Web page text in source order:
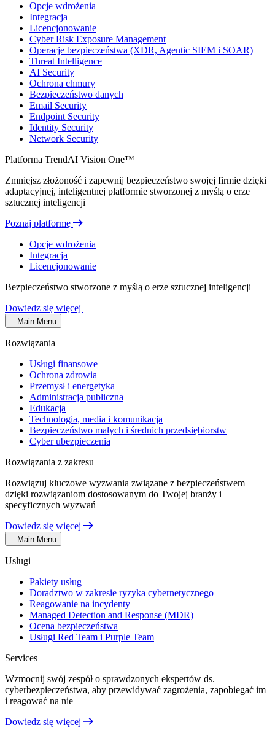
Opcje wdrożenia
Integracja
Licencjonowanie
Cyber Risk Exposure Management
Operacje bezpieczeństwa (XDR, Agentic SIEM i SOAR)
Threat Intelligence
AI Security
Ochrona chmury
Bezpieczeństwo danych
Email Security
Endpoint Security
Identity Security
Network Security
Platforma TrendAI Vision One™
Zmniejsz złożoność i zapewnij bezpieczeństwo swojej firmie dzięki
adaptacyjnej, inteligentnej platformie stworzonej z myślą o erze
sztucznej inteligencji
Poznaj platformę
Opcje wdrożenia
Integracja
Licencjonowanie
Bezpieczeństwo stworzone z myślą o erze sztucznej inteligencji
Dowiedz się więcej
Main Menu
Rozwiązania
Usługi finansowe
Ochrona zdrowia
Przemysł i energetyka
Administracja publiczna
Edukacja
Technologia, media i komunikacja
Bezpieczeństwo małych i średnich przedsiębiorstw
Cyber ubezpieczenia
Rozwiązania z zakresu
Rozwiązuj kluczowe wyzwania związane z bezpieczeństwem
dzięki rozwiązaniom dostosowanym do Twojej branży i
specyficznych wyzwań
Dowiedz się więcej
Main Menu
Usługi
Pakiety usług
Doradztwo w zakresie ryzyka cybernetycznego
Reagowanie na incydenty
Managed Detection and Response (MDR)
Ocena bezpieczeństwa
Usługi Red Team i Purple Team
Services
Wzmocnij swój zespół o sprawdzonych ekspertów ds.
cyberbezpieczeństwa, aby przewidywać zagrożenia, zapobiegać im
i reagować na nie
Dowiedz się więcej